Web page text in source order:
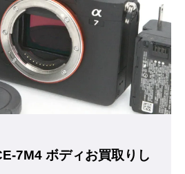
7M4 ボディお買取りし